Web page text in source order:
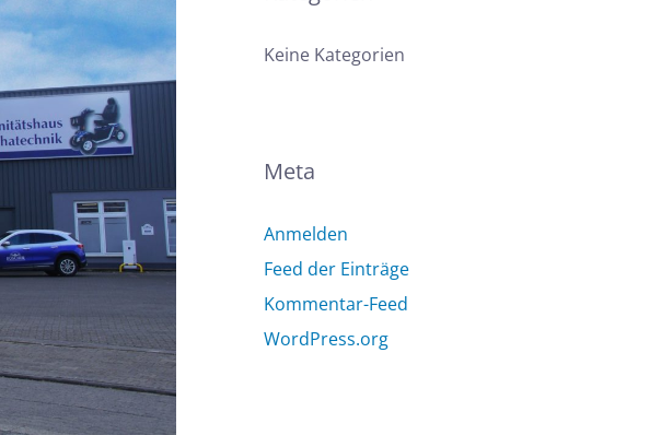
Keine Kategorien
Meta
Anmelden
Feed der Einträge
Kommentar-Feed
WordPress.org